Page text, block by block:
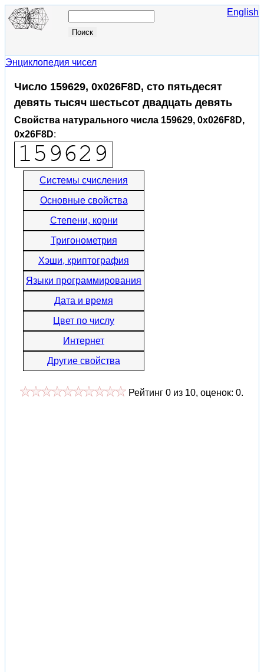
English
Энциклопедия чисел
Число 159629, 0x026F8D, сто пятьдесят
девять тысяч шестьсот двадцать девять
Свойства натурального числа 159629, 0x026F8D,
0x26F8D:
Системы счисления
Основные свойства
Степени, корни
Тригонометрия
Хэши, криптография
Языки программирования
Дата и время
Цвет по числу
Интернет
Другие свойства
Рейтинг 0 из 10, оценок: 0.